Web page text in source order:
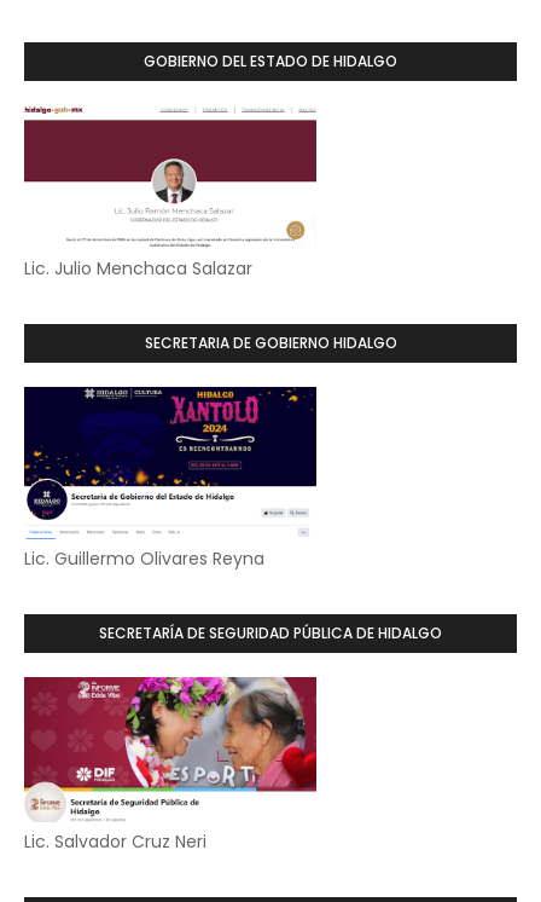
GOBIERNO DEL ESTADO DE HIDALGO
Lic. Julio Menchaca Salazar
SECRETARIA DE GOBIERNO HIDALGO
Lic. Guillermo Olivares Reyna
SECRETARÍA DE SEGURIDAD PÚBLICA DE HIDALGO
Lic. Salvador Cruz Neri